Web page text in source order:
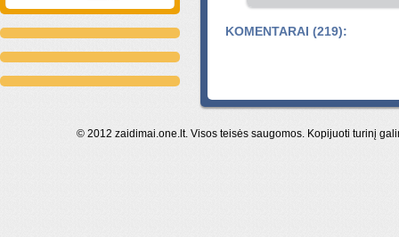
KOMENTARAI (219):
© 2012 zaidimai.one.lt. Visos teisės saugomos. Kopijuoti turinį